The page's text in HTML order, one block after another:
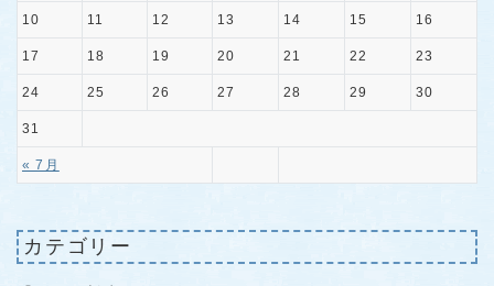
« 7月
10 11 12 13 14 15 16
17 18 19 20 21 22 23
24 25 26 27 28 29 30
31
カテゴリー